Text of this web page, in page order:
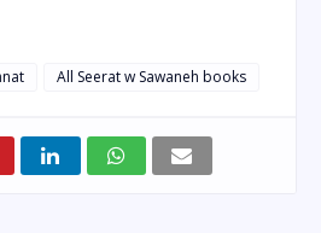
All Seerat w Sawaneh books